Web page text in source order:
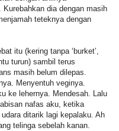
Kurebahkan dia dengan masih
teteknya dengan
itu (kering tanpa ‘burket’,
turun) sambil terus
masih belum dilepas.
Menyentuh veginya.
ke lehernya. Mendesah. Lalu
nafas aku, ketika
ditarik lagi kepalaku. Ah
telinga sebelah kanan.